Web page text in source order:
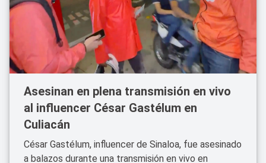
Asesinan en plena transmisión en vivo
al influencer César Gastélum en
Culiacán
César Gastélum, influencer de Sinaloa, fue asesinado
a balazos durante una transmisión en vivo en